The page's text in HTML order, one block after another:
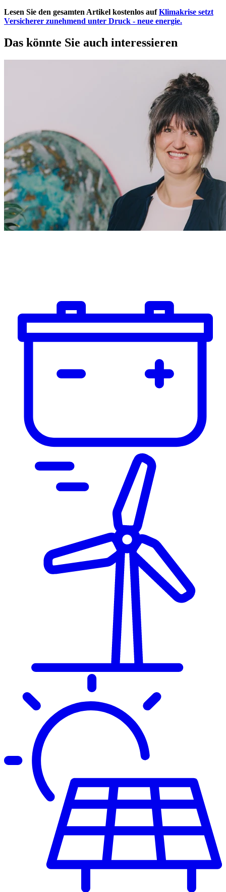
Lesen Sie den gesamten Artikel kostenlos aufKlimakrise setzt
Versicherer zunehmend unter Druck - neue energie.
Das könnte Sie auch interessieren